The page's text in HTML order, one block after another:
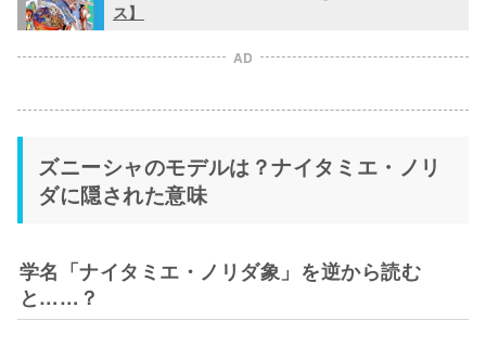
ス】
AD
ズニーシャのモデルは？ナイタミエ・ノリ
ダに隠された意味
学名「ナイタミエ・ノリダ象」を逆から読む
と……？